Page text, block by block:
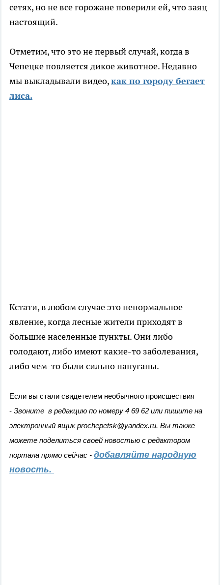
сетях, но не все горожане поверили ей, что заяц
настоящий.
Отметим, что это не первый случай, когда в
Чепецке повляется дикое животное. Недавно
мы выкладывали видео,как по городу бегает
лиса.
Кстати, в любом случае это ненормальное
явление, когда лесные жители приходят в
большие населенные пункты. Они либо
голодают, либо имеют какие-то заболевания,
либо чем-то были сильно напуганы.
Если вы стали свидетелем необычного происшествия
- Звоните в редакцию по номеру 4 69 62 или пишите на
электронный ящик prochepetsk@yandex.ru. Вы также
можете поделиться своей новостью с редактором
портала прямо сейчас - добавляйте народную
новость.